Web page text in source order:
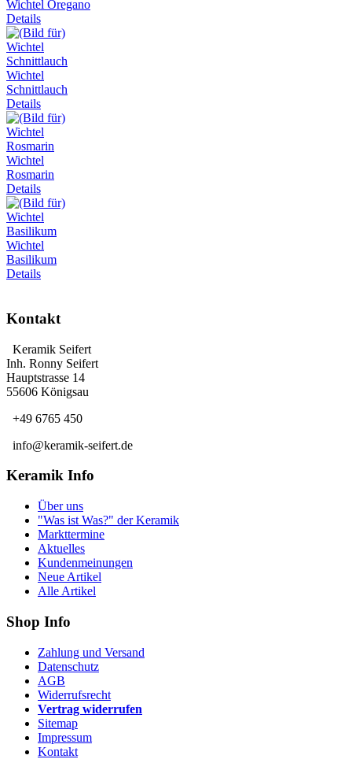
Wichtel Oregano
Details
Wichtel
Schnittlauch
Details
Wichtel
Rosmarin
Details
Wichtel
Basilikum
Details
Kontakt
Keramik Seifert
Inh. Ronny Seifert
Hauptstrasse 14
55606 Königsau
+49 6765 450
info@keramik-seifert.de
Keramik Info
Über uns
"Was ist Was?" der Keramik
Markttermine
Aktuelles
Kundenmeinungen
Neue Artikel
Alle Artikel
Shop Info
Zahlung und Versand
Datenschutz
AGB
Widerrufsrecht
Vertrag widerrufen
Sitemap
Impressum
Kontakt